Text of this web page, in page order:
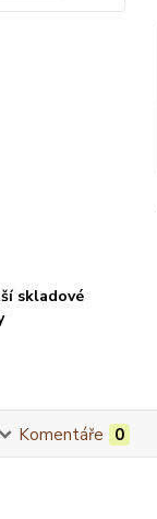
skladové
Komentáře 0